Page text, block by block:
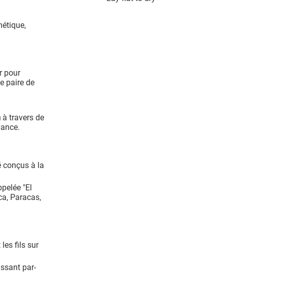
pour
paire de
à travers de
conçus à la
"El
Paracas,
les fils sur
par-